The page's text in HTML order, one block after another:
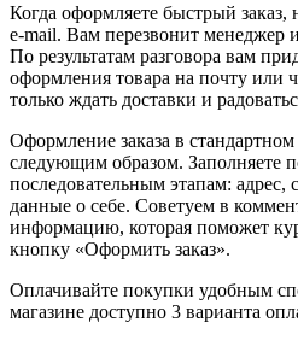
Когда оформляете быстрый
e-mail. Вам перезвонит менеджер
По результатам разговора вам
оформления товара на почту или
только ждать доставки и
Оформление заказа в
следующим образом. Заполняете
последовательным этапам: адрес,
данные о себе. Советуем в
информацию, которая поможет
кнопку «Оформить заказ».
Оплачивайте покупки удобным
магазине доступно 3 варианта